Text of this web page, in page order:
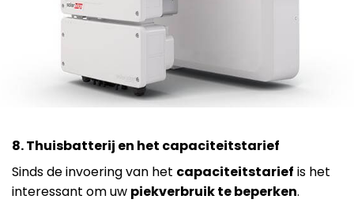
8. Thuisbatterij en het capaciteitstarief
Sinds de invoering van het capaciteitstarief is het
interessant om uw piekverbruik te beperken.